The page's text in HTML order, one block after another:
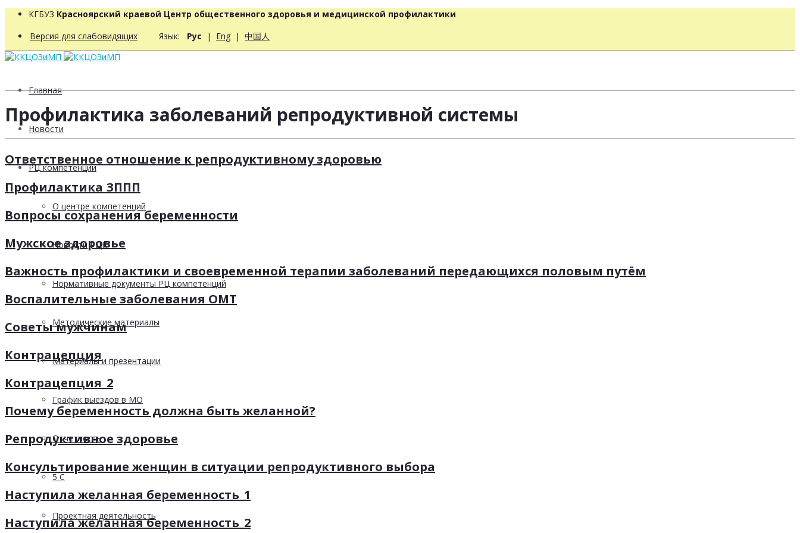
КГБУЗ Красноярский краевой Центр общественного здоровья и медицинской профилактики
Версия для слабовидящих Язык: Рус | Eng | 中国人
Главная
Новости
РЦ компетенций
О центре компетенций
Новости РЦК
Нормативные документы РЦ компетенций
Методические материалы
Материалы и презентации
График выездов в МО
Отчетность
5 С
Проектная деятельность
Профилактика заболеваний репродуктивной системы
Ответственное отношение к репродуктивному здоровью
Профилактика ЗППП
Вопросы сохранения беременности
Мужское здоровье
Важность профилактики и своевременной терапии заболеваний передающихся половым путём
Воспалительные заболевания ОМТ
Советы мужчинам
Контрацепция
Контрацепция_2
Почему беременность должна быть желанной?
Репродуктивное здоровье
Консультирование женщин в ситуации репродуктивного выбора
Наступила желанная беременность_1
Наступила желанная беременность_2